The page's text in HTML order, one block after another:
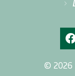
© 2026